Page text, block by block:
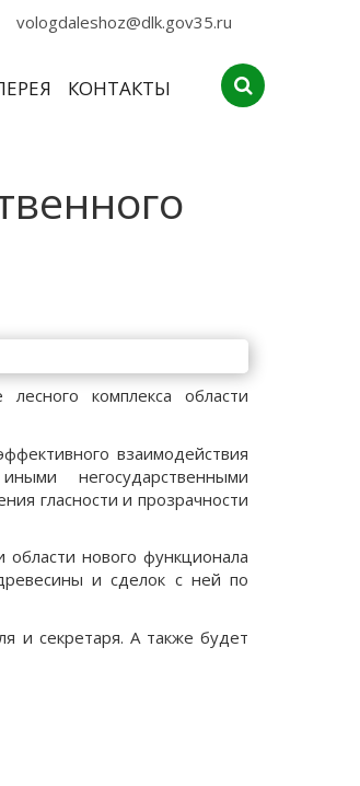
vologdaleshoz@dlk.gov35.ru
КОНТАКТЫ
комплекса области
взаимодействия
негосударственными
гласности и прозрачности
нового функционала
и сделок с ней по
и секретаря. А также будет